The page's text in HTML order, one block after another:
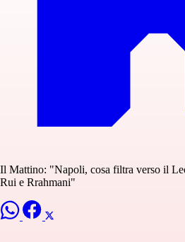
Il Mattino: "Napoli, cosa filtra verso il
Rui e Rrahmani"